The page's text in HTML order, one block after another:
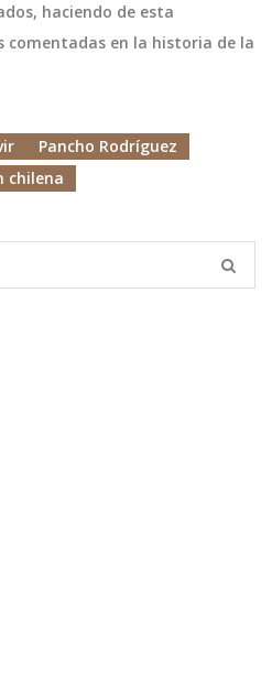
haciendo de esta
comentadas en la historia de la
Pancho Rodríguez
chilena